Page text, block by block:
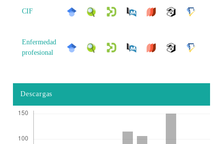
CIF
Enfermedad
profesional
Descargas